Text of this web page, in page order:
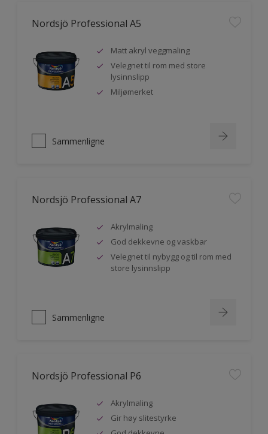
Nordsjö Professional A5
Matt akryl veggmaling
Velegnet til rom med store
lysinnslipp
Miljømerket
Sammenligne
Nordsjö Professional A7
Akrylmaling
God dekkevne og vaskbar
Velegnet til nybygg og til rom med
store lysinnslipp
Sammenligne
Nordsjö Professional P6
Akrylmaling
Gir høy slitestyrke